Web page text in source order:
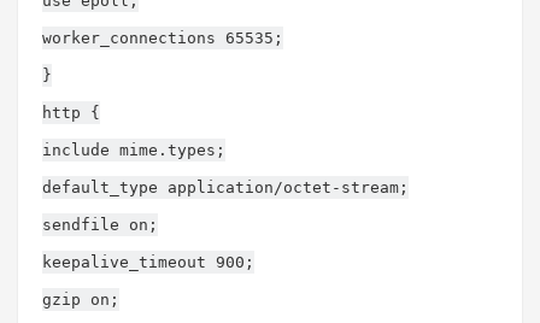
worker_connections 65535;
}
http {
include mime.types;
default_type application/octet-stream;
sendfile on;
keepalive_timeout 900;
gzip on;